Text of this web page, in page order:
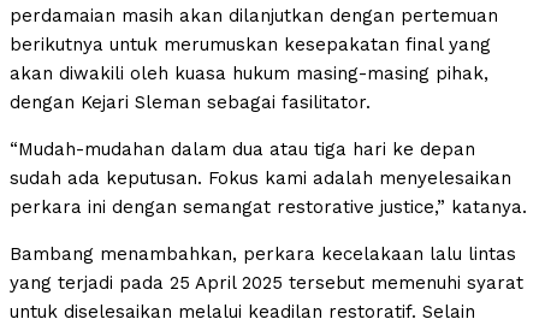
perdamaian masih akan dilanjutkan dengan pertemuan
berikutnya untuk merumuskan kesepakatan final yang
akan diwakili oleh kuasa hukum masing-masing pihak,
dengan Kejari Sleman sebagai fasilitator.
“Mudah-mudahan dalam dua atau tiga hari ke depan
sudah ada keputusan. Fokus kami adalah menyelesaikan
perkara ini dengan semangat restorative justice,” katanya.
Bambang menambahkan, perkara kecelakaan lalu lintas
yang terjadi pada 25 April 2025 tersebut memenuhi syarat
untuk diselesaikan melalui keadilan restoratif. Selain